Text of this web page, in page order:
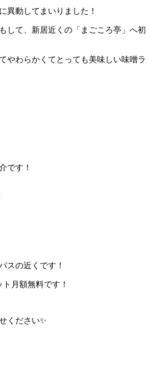
異動してまいりました！
して、新居近くの「まごころ亭」へ初
やわらかくてとっても美味しい味噌ラ
です！
スの近くです！
月額無料です！
ください✨